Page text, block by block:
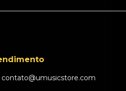
contato@umusicstore.com